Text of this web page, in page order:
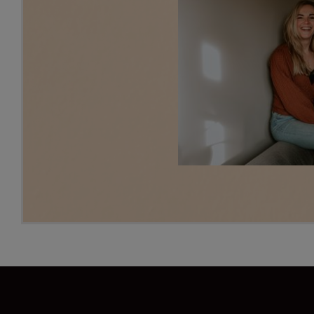
samenwerking op een leuke en vlotte